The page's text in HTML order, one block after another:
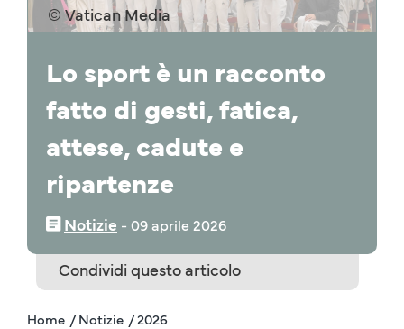
© Vatican Media
Lo sport è un racconto
fatto di gesti, fatica,
attese, cadute e
ripartenze
Notizie ‒ 09 aprile 2026
Condividi questo articolo
Home / Notizie / 2026